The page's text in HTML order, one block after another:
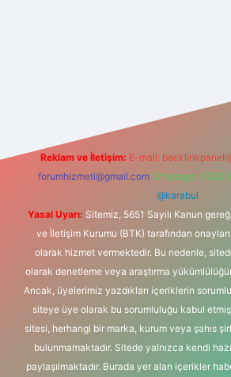
Reklam ve İletişim: E-mail:
forumhizmeti@gmail.com Whatsapp: 0262
@karabul
Yasal Uyarı: Sitemiz, 5651 Sayılı Kanun
ve İletişim Kurumu (BTK) tarafından
olarak hizmet vermektedir. Bu nedenle,
olarak denetleme veya araştırma
Ancak, üyelerimiz yazdıkları içeriklerin
siteye üye olarak bu sorumluluğu kabul etmiş
sitesi, herhangi bir marka, kurum veya şahıs
bulunmamaktadır. Sitede yalnızca kendi
paylaşılmaktadır. Burada yer alan içerikler